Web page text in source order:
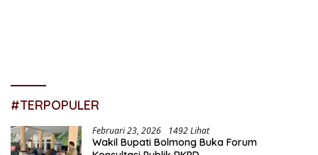
#TERPOPULER
Februari 23, 2026 1492 Lihat
Wakil Bupati Bolmong Buka Forum